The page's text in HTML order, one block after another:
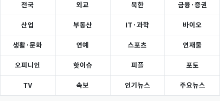
전국 외교 북한 금융·증권
산업 부동산 IT·과학 바이오
생활·문화 연예 스포츠 연재물
오피니언 핫이슈 피플 포토
TV 속보 인기뉴스 주요뉴스